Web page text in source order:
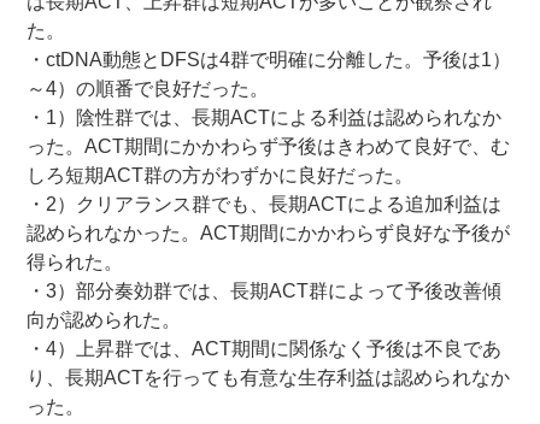
た。
・ctDNA動態とDFSは4群で明確に分離した。予後は1）
～4）の順番で良好だった。
・1）陰性群では、長期ACTによる利益は認められなか
った。ACT期間にかかわらず予後はきわめて良好で、む
しろ短期ACT群の方がわずかに良好だった。
・2）クリアランス群でも、長期ACTによる追加利益は
認められなかった。ACT期間にかかわらず良好な予後が
得られた。
・3）部分奏効群では、長期ACT群によって予後改善傾
向が認められた。
・4）上昇群では、ACT期間に関係なく予後は不良であ
り、長期ACTを行っても有意な生存利益は認められなか
った。